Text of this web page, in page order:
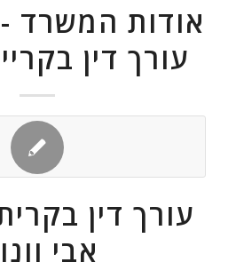
אודות המשרד -
עורך דין
עורך דין
אבי